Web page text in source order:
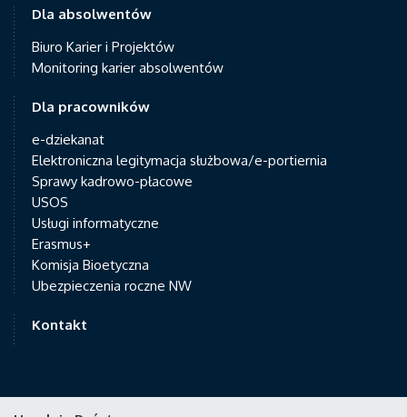
Dla absolwentów
Biuro Karier i Projektów
Monitoring karier absolwentów
Dla pracowników
e-dziekanat
Elektroniczna legitymacja służbowa/e-portiernia
Sprawy kadrowo-płacowe
USOS
Usługi informatyczne
Erasmus+
Komisja Bioetyczna
Ubezpieczenia roczne NW
Kontakt